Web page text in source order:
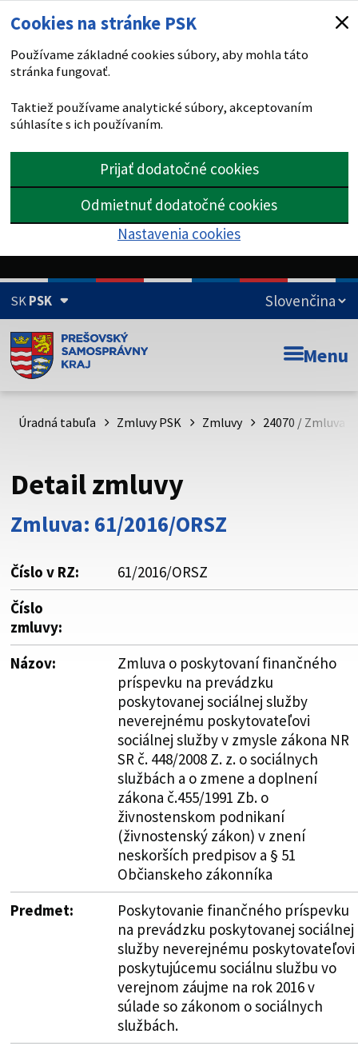
Cookies na stránke PSK
Používame základné cookies súbory, aby mohla táto
stránka fungovať.
Taktiež používame analytické súbory, akceptovaním
súhlasíte s ich používaním.
Prijať dodatočné cookies
Odmietnuť dodatočné cookies
Nastavenia cookies
SKPSK
Doména psk.sk je oficiálna
Toto je oficiálna webová stránka Prešovského
psk.sk.
Buďte pozorní a vždy sa uistite, že zdieľate informácie iba
cez zabezpečenú webovú stránku. Zabezpečená stránka
vždy začína https:// pred názvom domény webového sídla.
Menu
Úradná tabuľa Zmluvy PSK Zmluvy 24070 / Zmluva
Detail zmluvy
Zmluva: 61/2016/ORSZ
Číslo v RZ:
61/2016/ORSZ
Číslo
zmluvy:
Názov:
Zmluva o poskytovaní finančného
príspevku na prevádzku
poskytovanej sociálnej služby
neverejnému poskytovateľovi
sociálnej služby v zmysle zákona NR
SR č. 448/2008 Z. z. o sociálnych
službách a o zmene a doplnení
zákona č.455/1991 Zb. o
živnostenskom podnikaní
(živnostenský zákon) v znení
neskorších predpisov a § 51
Občianskeho zákonníka
Predmet:
Poskytovanie finančného príspevku
na prevádzku poskytovanej sociálnej
služby neverejnému poskytovateľovi
poskytujúcemu sociálnu službu vo
verejnom záujme na rok 2016 v
súlade so zákonom o sociálnych
službách.